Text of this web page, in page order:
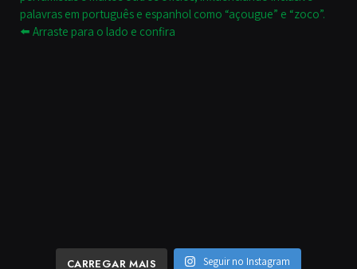
CARREGAR MAIS Seguir no Instagram